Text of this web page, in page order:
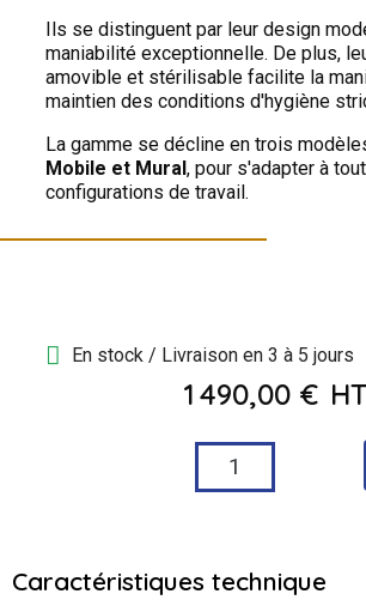
Ils se distinguent par leur design
maniabilité exceptionnelle. De plus,
amovible et stérilisable facilite la
maintien des conditions d'hygiène
La gamme se décline en trois
Mobile et Mural, pour s'adapter à
configurations de travail.
En stock / Livraison en 3 à 5 jours
1 490,00 € HT
Caractéristiques technique